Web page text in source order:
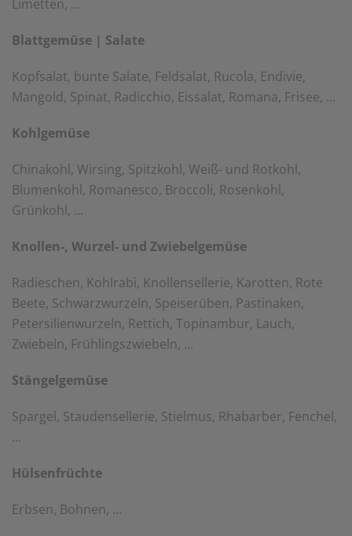
einem erneuten Besuch der Seite schnell wieder zur
Wir verwenden Cookies für Personalisierung, um Ihnen
Inhalte anzuzeigen, die relevanter für Sie sind. So
können wir Ihnen beispielweise Angebote präsentieren,
die genau auf Ihr bisheriges Suchverhalten
zugeschnitten sind.
Limetten, ...
Blattgemüse | Salate
Kopfsalat, bunte Salate, Feldsalat, Rucola, Endivie,
Mangold, Spinat, Radicchio, Eissalat, Romana, Frisee, ...
Kohlgemüse
Chinakohl, Wirsing, Spitzkohl, Weiß- und Rotkohl,
Blumenkohl, Romanesco, Broccoli, Rosenkohl,
Grünkohl, ...
Knollen-, Wurzel- und Zwiebelgemüse
Radieschen, Kohlrabi, Knollensellerie, Karotten, Rote
Beete, Schwarzwurzeln, Speiserüben, Pastinaken,
Petersilienwurzeln, Rettich, Topinambur, Lauch,
Zwiebeln, Frühlingszwiebeln, ...
Stängelgemüse
Spargel, Staudensellerie, Stielmus, Rhabarber, Fenchel,
...
Hülsenfrüchte
Erbsen, Bohnen, ...